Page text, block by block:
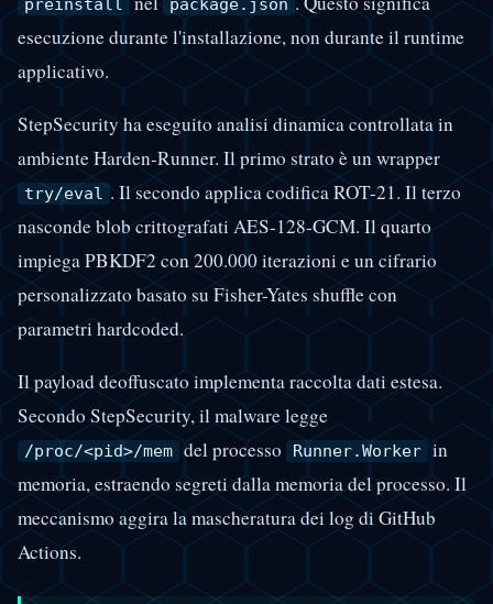
preinstall package.json
esecuzione durante l'installazione, non durante il runtime
applicativo.
StepSecurity ha eseguito analisi dinamica controllata in
ambiente Harden-Runner. Il primo strato è un wrapper
try/eval . Il secondo applica codifica ROT-21. Il terzo
nasconde blob crittografati AES-128-GCM. Il quarto
impiega PBKDF2 con 200.000 iterazioni e un cifrario
personalizzato basato su Fisher-Yates shuffle con
parametri hardcoded.
Il payload deoffuscato implementa raccolta dati estesa.
Secondo StepSecurity, il malware legge
/proc/<pid>/mem del processo Runner.Worker in
memoria, estraendo segreti dalla memoria del processo. Il
meccanismo aggira la mascheratura dei log di GitHub
Actions.